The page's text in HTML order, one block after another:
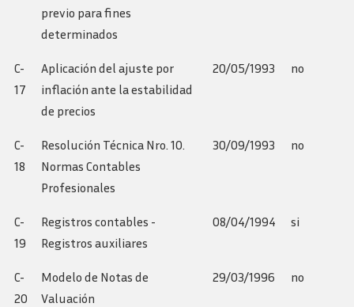
previo para fines
determinados
C-
17
Aplicación del ajuste por
inflación ante la estabilidad
de precios
20/05/1993 no
C-
18
Resolución Técnica Nro. 10.
Normas Contables
Profesionales
30/09/1993 no
C-
19
Registros contables -
Registros auxiliares
08/04/1994 si
C-
20
Modelo de Notas de
Valuación
29/03/1996 no